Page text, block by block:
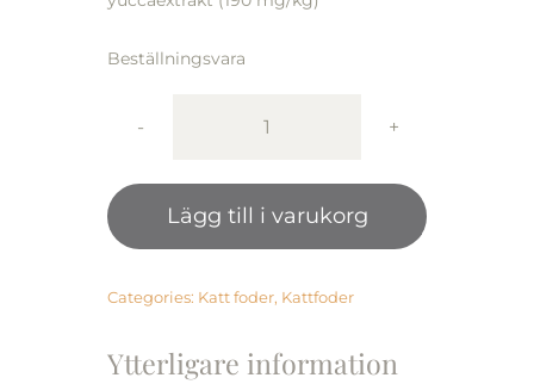
Beställningsvara
Åsbodalens
KALKON
&
5kg
Lägg till i varukorg
Categories: Katt foder, Kattfoder
Ytterligare information